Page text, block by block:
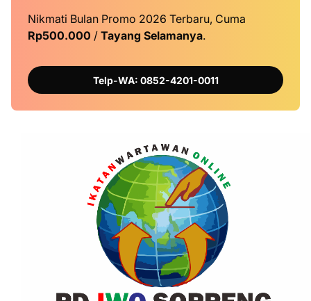
Nikmati Bulan Promo 2026 Terbaru, Cuma
Rp500.000 / Tayang Selamanya.
Telp-WA: 0852-4201-0011